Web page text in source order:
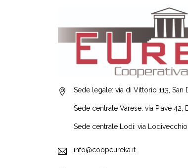
Sede legale: via di Vittorio 113, San
Sede centrale Varese: via Piave 42,
Sede centrale Lodi: via
info@coopeureka.it